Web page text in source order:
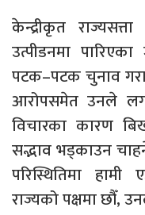
केन्द्रीकृत
उत्पीडनमा
पटक–पटक चुनाव
आरोपसमेत उनले
विचारका कारण
सद्भाव भड्काउन
परिस्थितिमा
राज्यको पक्षमा छौँ,